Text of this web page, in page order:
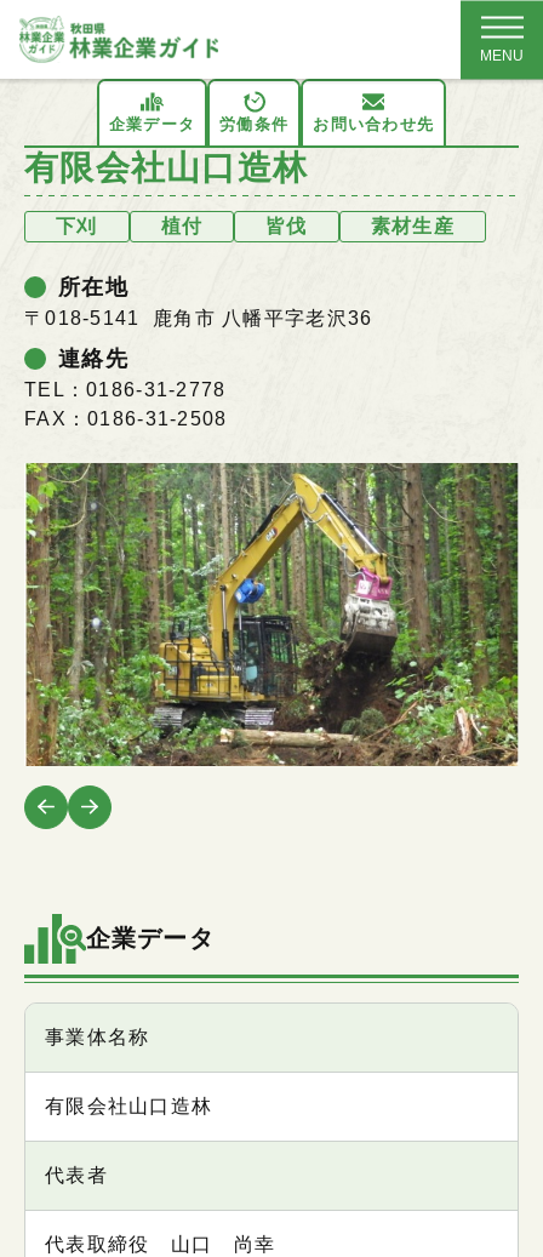
MENU
企業データ 労働条件 お問い合わせ先
有限会社山口造林
下刈 植付 皆伐 素材生産
所在地
〒018-5141 鹿角市 八幡平字老沢36
連絡先
TEL：0186-31-2778
FAX：0186-31-2508
企業データ
項目
内容
事業体名称
有限会社山口造林
代表者
代表取締役 山口 尚幸